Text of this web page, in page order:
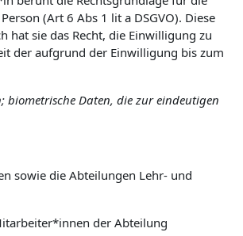
(Art 6 Abs 1 lit a DSGVO). Diese
hat sie das Recht, die Einwilligung zu
der aufgrund der Einwilligung bis zum
biometrische Daten, die zur eindeutigen
sowie die Abteilungen Lehr- und
der Abteilung